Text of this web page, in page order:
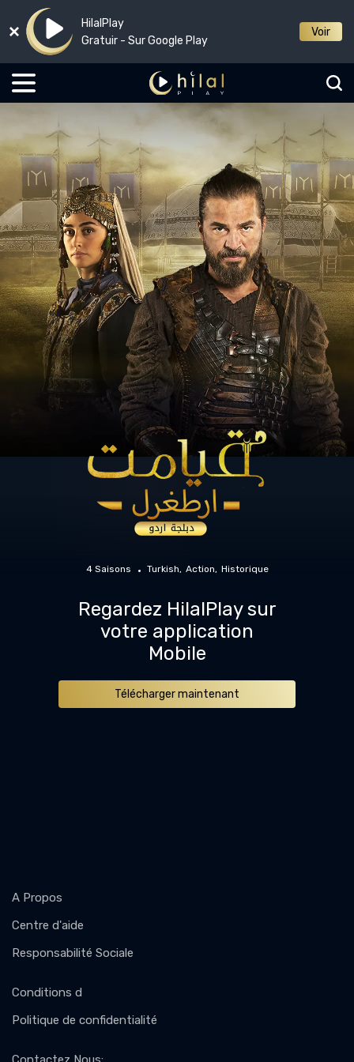
HilalPlay
Gratuir - Sur Google Play
Voir
4 Saisons Turkish Action Historique
Regardez HilalPlay sur
votre application
Mobile
Télécharger maintenant
A Propos
Centre d'aide
Responsabilité Sociale
Conditions d
Politique de confidentialité